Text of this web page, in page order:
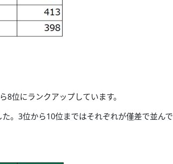
位にランクアップしています。
。3位から10位まではそれぞれが僅差で並んで